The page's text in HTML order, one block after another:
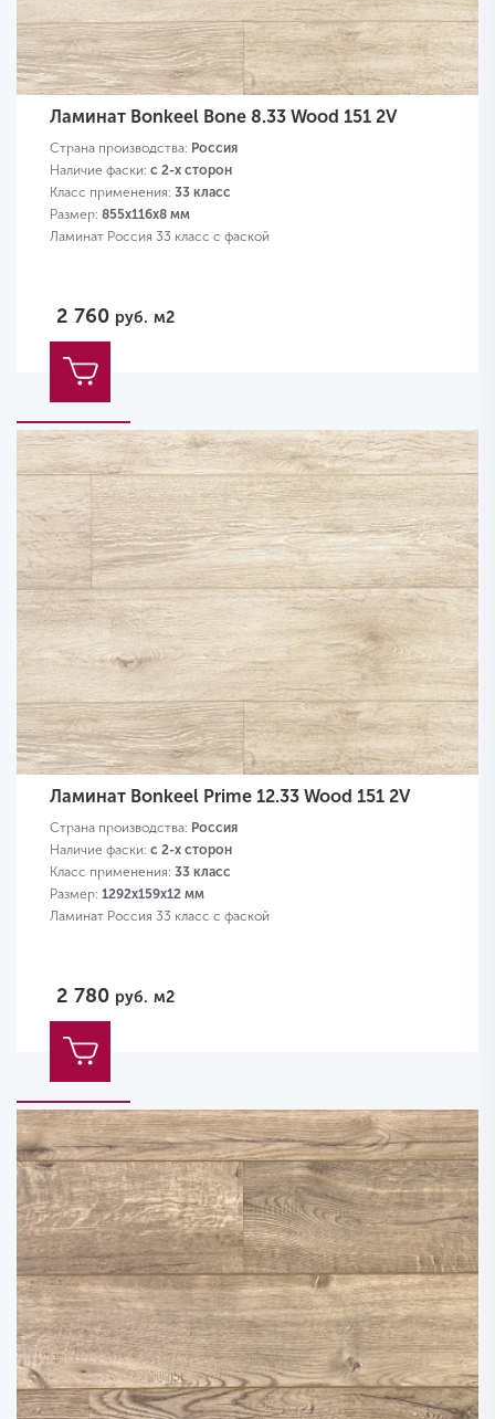
Ламинат Bonkeel Bone 8.33 Wood 151 2V
Страна производства: Россия
Наличие фаски: с 2-х сторон
Класс применения: 33 класс
Размер: 855х116х8 мм
Ламинат Россия 33 класс с фаской
2 760 руб. м2
Ламинат Bonkeel Prime 12.33 Wood 151 2V
Страна производства: Россия
Наличие фаски: с 2-х сторон
Класс применения: 33 класс
Размер: 1292х159х12 мм
Ламинат Россия 33 класс с фаской
2 780 руб. м2